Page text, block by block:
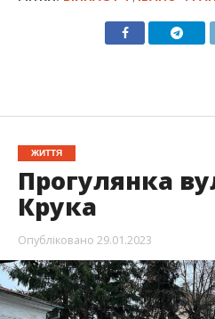
ЖИТТЯ
Прогулянка
Крука
Опубліковано 29.01.2023